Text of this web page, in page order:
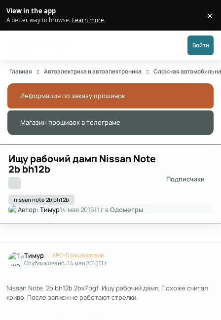
View in the app
A better way to browse. Learn more. ×
Войти
Главная Автоэлектрика и автоэлектроника Сложная
Информация по заказу прошивок
Магазин прошивок в телеграме
Ищу рабочий дамп Nissan Note
2b bh12b
nissan note 2b bh12b
Подписчики
Автор:Тимур14 мая 201511 г вОдометры
Тимур APC-Пользователи
Опубликовано:14 мая 201511 г
Nissan Note 2b bh12b 2bx7bgf Ищу рабочий дамп, Похоже считал
криво, После записи не работают стрелки.